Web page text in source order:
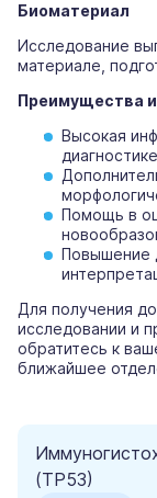
Биоматериал
Исследование
материале,
Преимущества
Высокая
Помощь в
Повышение
Для получения
исследовании и
обратитесь к
ближайшее
(TP53)